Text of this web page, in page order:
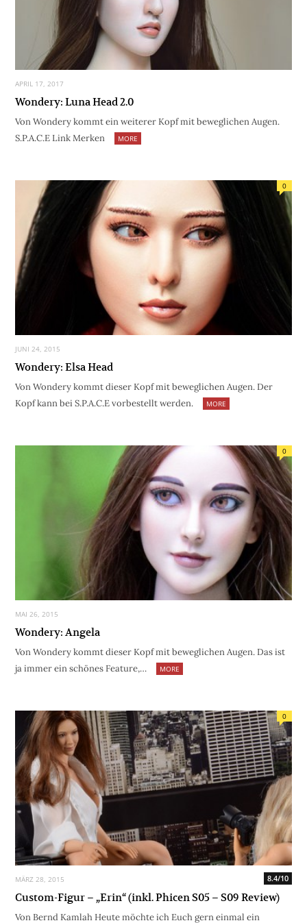
APRIL 17, 2017
Wondery: Luna Head 2.0
Von Wondery kommt ein weiterer Kopf mit beweglichen Augen.
S.P.A.C.E Link Merken
MORE
JUNI 24, 2015
0
Wondery: Elsa Head
Von Wondery kommt dieser Kopf mit beweglichen Augen. Der
Kopf kann bei S.P.A.C.E vorbestellt werden.
MORE
MAI 26, 2015
0
Wondery: Angela
Von Wondery kommt dieser Kopf mit beweglichen Augen. Das ist
ja immer ein schönes Feature,…
MORE
MÄRZ 28, 2015 8.4/10
0
Custom-Figur – „Erin“ (inkl. Phicen S05 – S09 Review)
Von Bernd Kamlah Heute möchte ich Euch gern einmal ein